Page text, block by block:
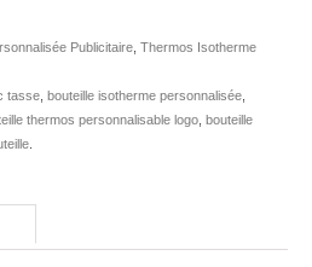
publicitaire
Publicitaire Thermos Isotherme
tasse bouteille isotherme personnalisée
thermos personnalisable logo bouteille